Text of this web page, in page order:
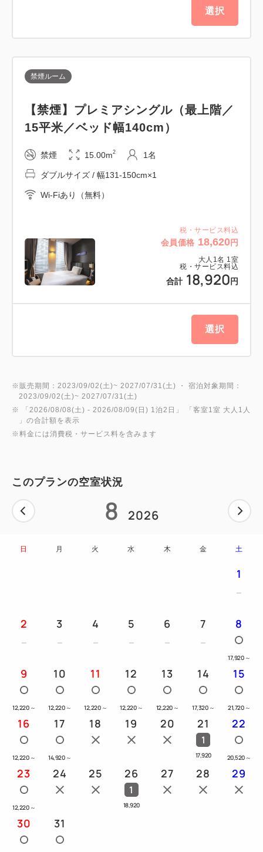
・10，000円〜14，999円（サービス料込 / 税別）の
・15，000円（サービス料込 / 税別）以上の場合：
※2027年4月1日（木）以降の宿泊分より、宿泊税の
課税方式および税率が以下へ変更となります。
1人1泊 13,000円以上 宿泊金額の3％
2027年3月31日以前に成立したご予約であっても、
2027年4月1日以降のご宿泊については新税率
（3％）が適用されます。
選択
税・サービス料込
会員価格 18,620円
大人 1 名 1 室
税・サービス料込
合計 18,920 円
禁煙ルーム
【禁煙】プレミアシングル（最上階／
15平米／ベッド幅140cm）
禁煙 15.00m2 1名
ダブルサイズ / 幅131-150cm×1
Wi-Fiあり（無料）
選択
※販売期間：2023/09/02(土)~ 2027/07/31(土) ・ 宿泊対象期間：
2023/09/02(土)~ 2027/07/31(土)
※ 「 2026/08/08(土) - 2026/08/09(日) 1泊2日 」 「客室1室 大人1人
」の合計額を表示
※料金には消費税・サービス料を含みます
このプランの空室状況
8 2026
日 月 火 水 木 金 土
1
2 3 4 5 6 7 8
17,920 ～
9
12,220 ～
10
12,220 ～
11
12,220 ～
12
12,220 ～
13
12,220 ～
14
17,320 ～
15
21,720 ～
16
12,220 ～
17
14,920 ～
18 19 20 21
1
17,920
22
20,520 ～
23
12,220 ～
24 25 26
1
18,920
27 28 29
30 31